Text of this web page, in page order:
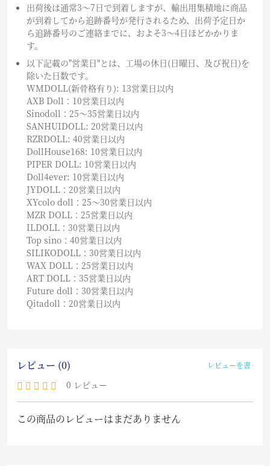
出荷後は通常3～7日で到着しますが、輸出用集積地に商品
が到着してから追跡番号が発行されるため、出荷予定日か
ら追跡番号のご連絡までに、およそ3〜4日ほどかかりま
す。
以下記載の"営業日"とは、工場の休日(日曜日、及び祝日)を
除いた日数です。
WMDOLL(新骨格有り): 13営業日以内
AXB Doll：10営業日以内
Sinodoll：25〜35営業日以内
SANHUIDOLL: 20営業日以内
RZRDOLL: 40営業日以内
DollHouse168: 10営業日以内
PIPER DOLL: 10営業日以内
Doll4ever: 10営業日以内
JYDOLL：20営業日以内
XYcolo doll：25〜30営業日以内
MZR DOLL：25営業日以内
ILDOLL：30営業日以内
Top sino：40営業日以内
SILIKODOLL：30営業日以内
WAX DOLL：25営業日以内
ART DOLL：35営業日以内
Future doll：30営業日以内
Qitadoll：20営業日以内
レビュー (0) レビューを書く
0 レビュー
この商品のレビューはまだありません